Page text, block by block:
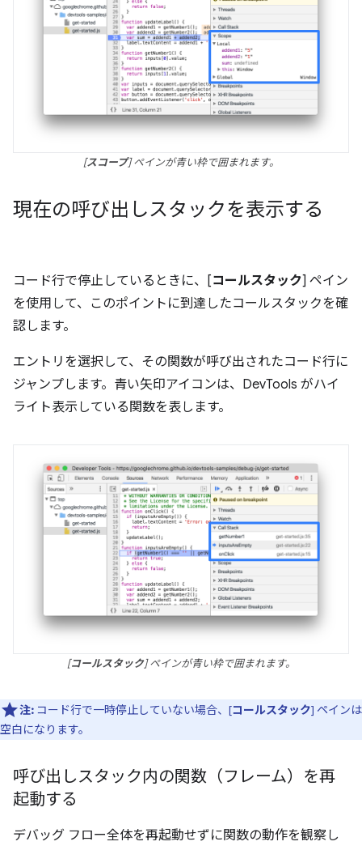
[スコープ] ペインが青い枠で囲まれます。
現在の呼び出しスタックを表示する
コード行で停止しているときに、[コールスタック] ペイン
を使用して、このポイントに到達したコールスタックを確
認します。
エントリを選択して、その関数が呼び出されたコード行に
ジャンプします。青い矢印アイコンは、DevTools がハイ
ライト表示している関数を表します。
[コールスタック] ペインが青い枠で囲まれます。
注: コード行で一時停止していない場合、[コールスタック] ペインは
空白になります。
呼び出しスタック内の関数（フレーム）を再
起動する
デバッグ フロー全体を再起動せずに関数の動作を観察し